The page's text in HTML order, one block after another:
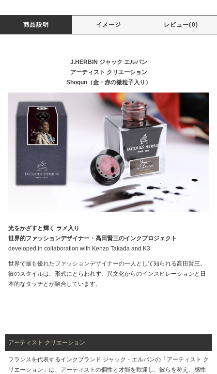
商品説明 イメージ レビュー(0)
J.HERBIN ジャック エルバン
アーティスト クリエーション
Shogun（金・赤の微粒子入り）
光をかざすと輝く ラメ入り
世界的ファッションデザイナー・高田賢三のインクプロジェクト
developed in collaboration with Kenzo Takada and K3
世界で最も優れたファッションデザイナーの一人として知られる高田賢三。
彼のスタイルは、形式にとらわれず、異文化からのインスピレーションと日
本的なタッチとが融合しています。
アーティスト クリエーション
フランスを代表するインクブランド ジャック・エルバンの「アーティスト ク
リエーション」は、アーティストの個性と才能を歓迎し、彼らを称え、感性